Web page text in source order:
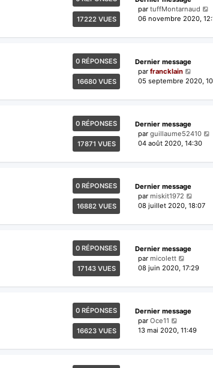
17222 VUES
par tuffMontarnaud
06 novembre 2020,
0 RÉPONSES
16680 VUES
Dernier message
par francklain
05 septembre 2020,
0 RÉPONSES
17871 VUES
Dernier message
par guillaume52410
04 août 2020, 14:30
0 RÉPONSES
16882 VUES
Dernier message
par miskit1972
08 juillet 2020, 18:07
0 RÉPONSES
17143 VUES
Dernier message
par micolett
08 juin 2020, 17:29
0 RÉPONSES
16623 VUES
Dernier message
par Oce11
13 mai 2020, 11:49